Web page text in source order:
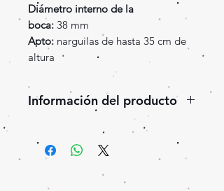
Diámetro interno de la
boca: 38 mm
Apto: narguilas de hasta 35 cm de
altura
Información del producto
Repuesto botellón chico,
especial para narguilas estilo
americano en las que la botella
encastra por dentro del stem.